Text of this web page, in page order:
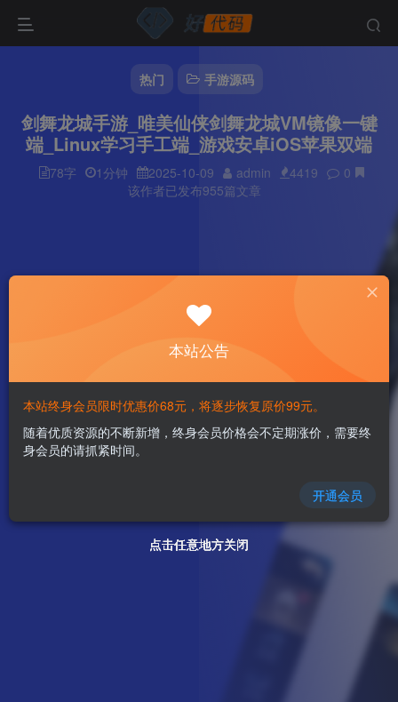
热门 手游源码
剑舞龙城手游_唯美仙侠剑舞龙城VM镜像一键
端_Linux学习手工端_游戏安卓iOS苹果双端
78字 1分钟 2025-10-09 admin 4419
0
该作者已发布955篇文章
点击任意地方关闭
点击任意地方关闭
点击任意地方关闭
点击任意地方关闭
本站公告
本站终身会员限时优惠价68元，将逐步恢复原价99元。
随着优质资源的不断新增，终身会员价格会不定期涨价，需要终
身会员的请抓紧时间。
开通会员